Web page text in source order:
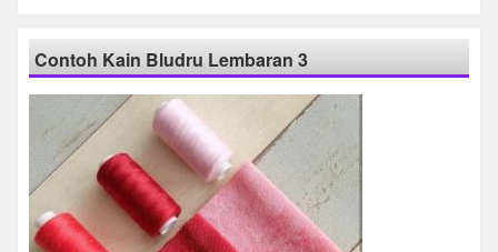
Contoh Kain Bludru Lembaran 3